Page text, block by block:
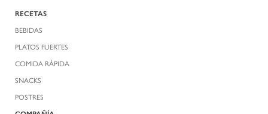
RECETAS
BEBIDAS
PLATOS FUERTES
COMIDA RÁPIDA
SNACKS
POSTRES